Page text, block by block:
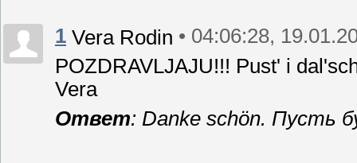
1 Vera Rodin • 04:06:28,
POZDRAVLJAJU!!! Pust' i
Vera
Ответ: Danke schön. Пусть